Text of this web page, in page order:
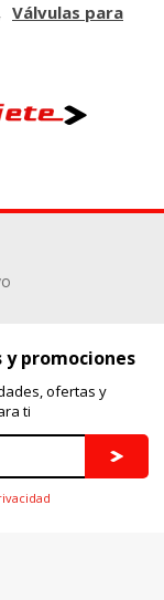
Válvulas para
promociones
ofertas y
ti